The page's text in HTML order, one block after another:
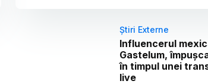
Știri Externe
Influencerul
Gastelum,
în timpul unei
live